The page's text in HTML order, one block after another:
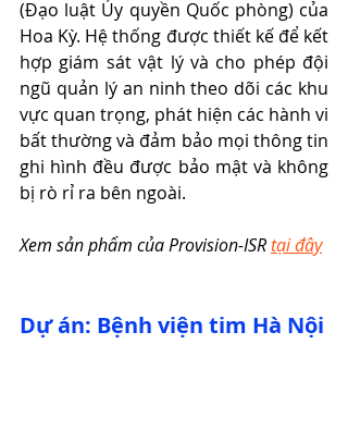
(Đạo luật Ủy quyền Quốc phòng) của
Hoa Kỳ. Hệ thống được thiết kế để kết
hợp giám sát vật lý và cho phép đội
ngũ quản lý an ninh theo dõi các khu
vực quan trọng, phát hiện các hành vi
bất thường và đảm bảo mọi thông tin
ghi hình đều được bảo mật và không
bị rò rỉ ra bên ngoài.
Xem sản phẩm của Provision-ISR tại đây
Dự án: Bệnh viện tim Hà Nội